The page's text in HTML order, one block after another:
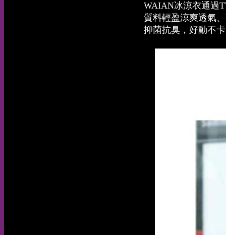
WAIAN冰涼衣通過
質料輕盈涼爽透氣
抑菌抗臭，好動不